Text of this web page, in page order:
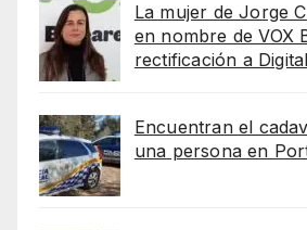
La mujer de Jorge
en nombre de VOX
rectificación a
Encuentran el
una persona en